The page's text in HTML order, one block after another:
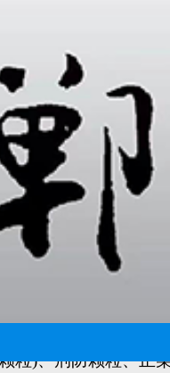
太极拳、
新冠病
国家中医
力、或鼻塞流涕
粒)、荆防颗粒、